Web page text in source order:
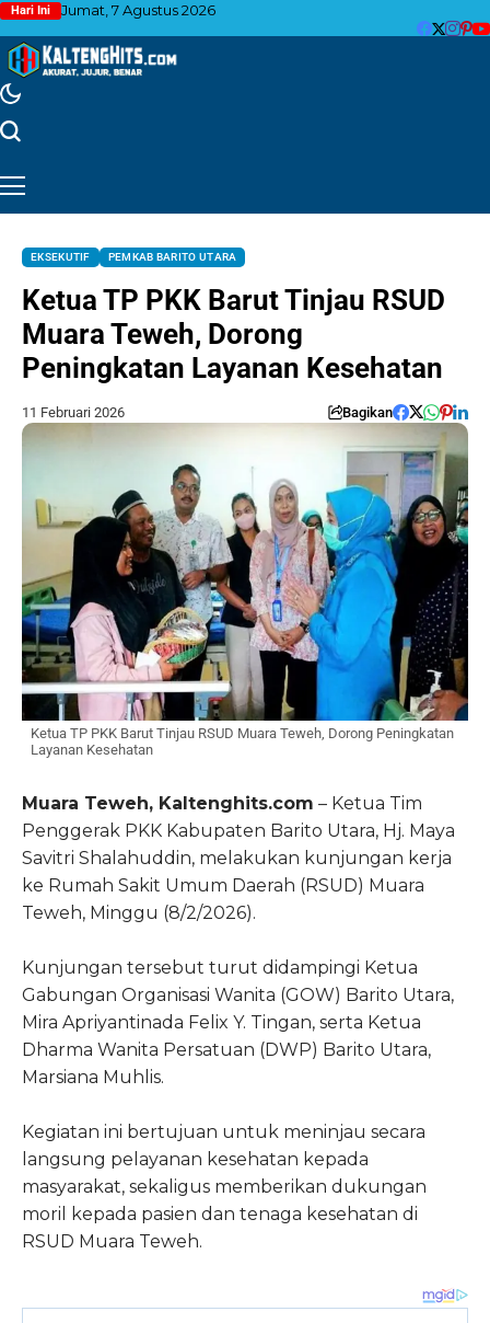
Hari Ini Jumat, 7 Agustus 2026
EKSEKUTIF PEMKAB BARITO UTARA
Ketua TP PKK Barut Tinjau RSUD
Muara Teweh, Dorong
Peningkatan Layanan Kesehatan
11 Februari 2026 Bagikan
Ketua TP PKK Barut Tinjau RSUD Muara Teweh, Dorong Peningkatan
Layanan Kesehatan
Muara Teweh, Kaltenghits.com – Ketua Tim
Penggerak PKK Kabupaten Barito Utara, Hj. Maya
Savitri Shalahuddin, melakukan kunjungan kerja
ke Rumah Sakit Umum Daerah (RSUD) Muara
Teweh, Minggu (8/2/2026).
Kunjungan tersebut turut didampingi Ketua
Gabungan Organisasi Wanita (GOW) Barito Utara,
Mira Apriyantinada Felix Y. Tingan, serta Ketua
Dharma Wanita Persatuan (DWP) Barito Utara,
Marsiana Muhlis.
Kegiatan ini bertujuan untuk meninjau secara
langsung pelayanan kesehatan kepada
masyarakat, sekaligus memberikan dukungan
moril kepada pasien dan tenaga kesehatan di
RSUD Muara Teweh.